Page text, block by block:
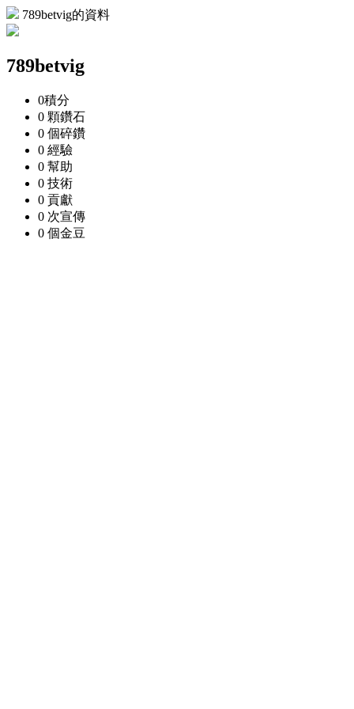
789betvig的資料
789betvig
0積分
0 顆鑽石
0 個碎鑽
0 經驗
0 幫助
0 技術
0 貢獻
0 次宣傳
0 個金豆